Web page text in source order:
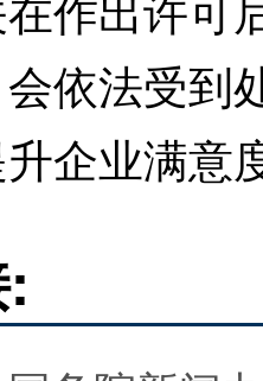
依法受到
企业满意